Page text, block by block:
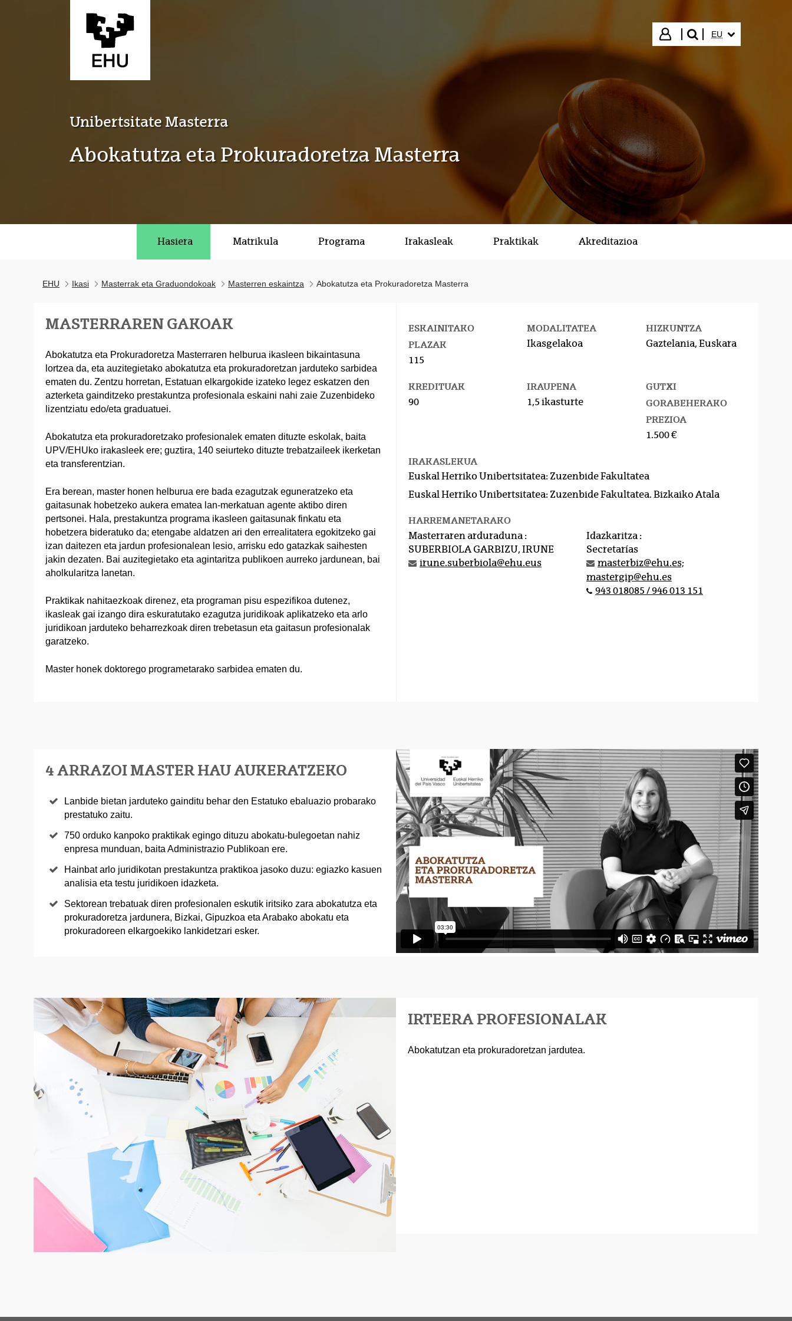
Hasi saioa
bilatu"
EU
Unibertsitate Masterra
Abokatutza eta Prokuradoretza Masterra
Hasiera Matrikula Programa Irakasleak Praktikak Akreditazioa
EHU Ikasi Masterrak eta Graduondokoak Masterren eskaintza Abokatutza eta Prokuradoretza Masterra
MASTERRAREN GAKOAK
Abokatutza eta Prokuradoretza Masterraren helburua ikasleen bikaintasuna
lortzea da, eta auzitegietako abokatutza eta prokuradoretzan jarduteko sarbidea
ematen du. Zentzu horretan, Estatuan elkargokide izateko legez eskatzen den
azterketa gainditzeko prestakuntza profesionala eskaini nahi zaie Zuzenbideko
lizentziatu edo/eta graduatuei.
Abokatutza eta prokuradoretzako profesionalek ematen dituzte eskolak, baita
UPV/EHUko irakasleek ere; guztira, 140 seiurteko dituzte trebatzaileek ikerketan
eta transferentzian.
Era berean, master honen helburua ere bada ezagutzak eguneratzeko eta
gaitasunak hobetzeko aukera ematea lan-merkatuan agente aktibo diren
pertsonei. Hala, prestakuntza programa ikasleen gaitasunak finkatu eta
hobetzera bideratuko da; etengabe aldatzen ari den errealitatera egokitzeko gai
izan daitezen eta jardun profesionalean lesio, arrisku edo gatazkak saihesten
jakin dezaten. Bai auzitegietako eta agintaritza publikoen aurreko jardunean, bai
aholkularitza lanetan.
Praktikak nahitaezkoak direnez, eta programan pisu espezifikoa dutenez,
ikasleak gai izango dira eskuratutako ezagutza juridikoak aplikatzeko eta arlo
juridikoan jarduteko beharrezkoak diren trebetasun eta gaitasun profesionalak
garatzeko.
Master honek doktorego programetarako sarbidea ematen du.
ESKAINITAKO
PLAZAK
115
MODALITATEA
Ikasgelakoa
HIZKUNTZA
Gaztelania, Euskara
KREDITUAK
90
IRAUPENA
1,5 ikasturte
GUTXI
GORABEHERAKO
PREZIOA
1.500 €
IRAKASLEKUA
Euskal Herriko Unibertsitatea: Zuzenbide Fakultatea
Euskal Herriko Unibertsitatea: Zuzenbide Fakultatea. Bizkaiko Atala
HARREMANETARAKO
Masterraren arduraduna :
SUBERBIOLA GARBIZU, IRUNE
irune.suberbiola@ehu.eus
Idazkaritza :
Secretarías
masterbiz@ehu.es;
mastergip@ehu.es
943 018085 / 946 013 151
4 ARRAZOI MASTER HAU AUKERATZEKO
Lanbide bietan jarduteko gainditu behar den Estatuko ebaluazio probarako
prestatuko zaitu.
750 orduko kanpoko praktikak egingo dituzu abokatu-bulegoetan nahiz
enpresa munduan, baita Administrazio Publikoan ere.
Hainbat arlo juridikotan prestakuntza praktikoa jasoko duzu: egiazko kasuen
analisia eta testu juridikoen idazketa.
Sektorean trebatuak diren profesionalen eskutik iritsiko zara abokatutza eta
prokuradoretza jardunera, Bizkai, Gipuzkoa eta Arabako abokatu eta
prokuradoreen elkargoekiko lankidetzari esker.
IRTEERA PROFESIONALAK
Abokatutzan eta prokuradoretzan jardutea.